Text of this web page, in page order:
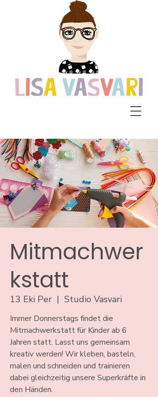
Mitmachwer
kstatt
13 Eki Per
  |
Studio Vasvari
Immer Donnerstags findet die
Mitmachwerkstatt für Kinder ab 6
Jahren statt. Lasst uns gemeinsam
kreativ werden! Wir kleben, basteln,
malen und schneiden und trainieren
dabei gleichzeitig unsere Superkräfte in
den Händen.